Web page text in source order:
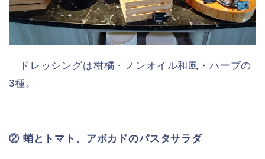
ドレッシングは柑橘・ノンオイル和風・ハーブの
3種。
② 蛸とトマト、アボカドのパスタサラダ